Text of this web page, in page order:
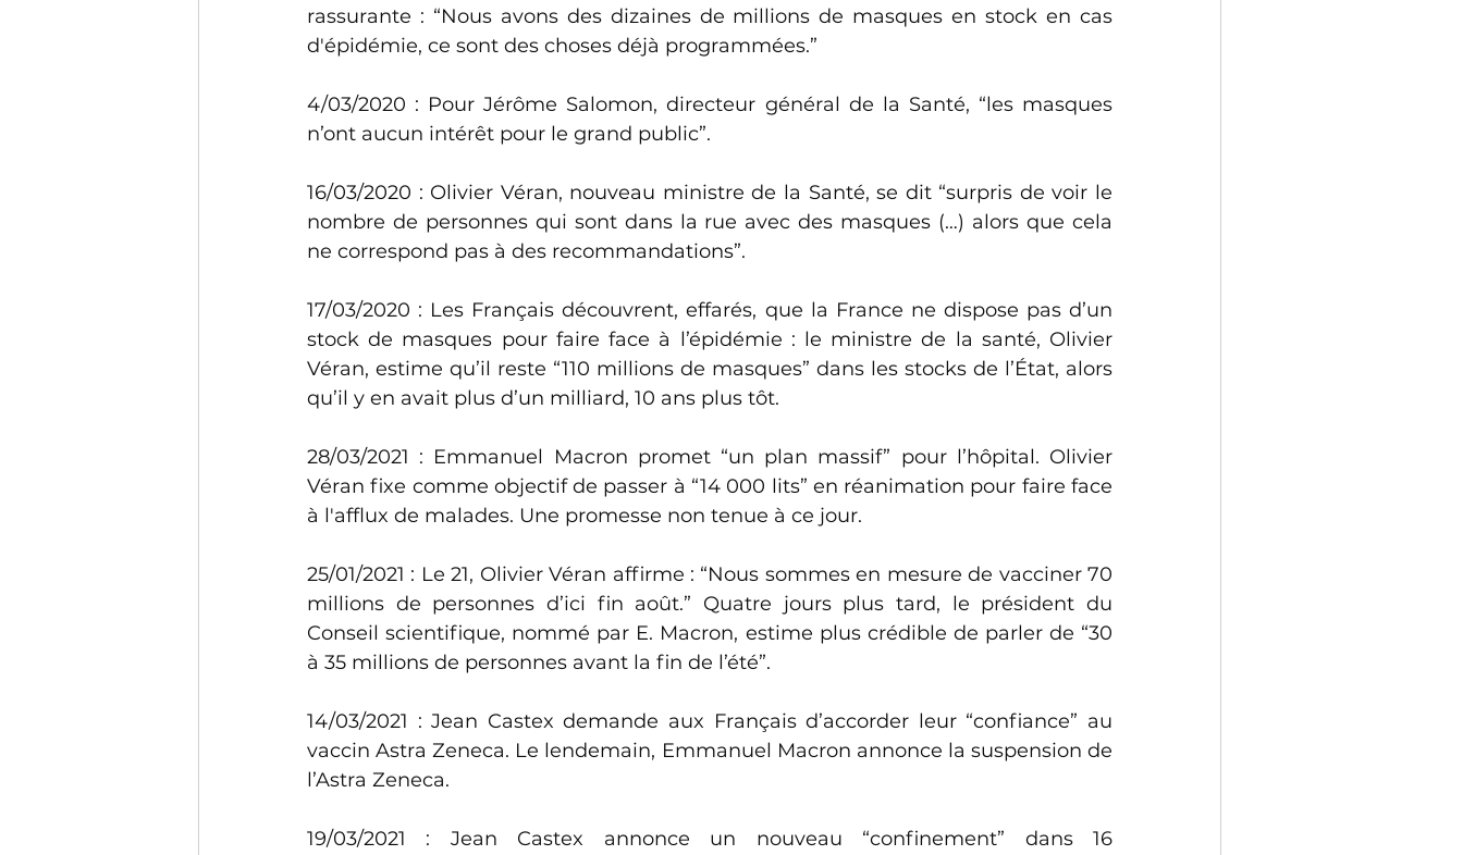
rassurante : “Nous avons des dizaines de millions de masques en stock en cas
d'épidémie, ce sont des choses déjà programmées.”
4/03/2020 : Pour Jérôme Salomon, directeur général de la Santé, “les masques
n’ont aucun intérêt pour le grand public”.
16/03/2020 : Olivier Véran, nouveau ministre de la Santé, se dit “surpris de voir le
nombre de personnes qui sont dans la rue avec des masques (…) alors que cela
ne correspond pas à des recommandations”.
17/03/2020 : Les Français découvrent, effarés, que la France ne dispose pas d’un
stock de masques pour faire face à l’épidémie : le ministre de la santé, Olivier
Véran, estime qu’il reste “110 millions de masques” dans les stocks de l’État, alors
qu’il y en avait plus d’un milliard, 10 ans plus tôt.
28/03/2021 : Emmanuel Macron promet “un plan massif” pour l’hôpital. Olivier
Véran fixe comme objectif de passer à “14 000 lits” en réanimation pour faire face
à l'afflux de malades. Une promesse non tenue à ce jour.
25/01/2021 : Le 21, Olivier Véran affirme : “Nous sommes en mesure de vacciner 70
millions de personnes d’ici fin août.” Quatre jours plus tard, le président du
Conseil scientifique, nommé par E. Macron, estime plus crédible de parler de “30
à 35 millions de personnes avant la fin de l’été”.
14/03/2021 : Jean Castex demande aux Français d’accorder leur “confiance” au
vaccin Astra Zeneca. Le lendemain, Emmanuel Macron annonce la suspension de
l’Astra Zeneca.
19/03/2021 : Jean Castex annonce un nouveau “confinement” dans 16